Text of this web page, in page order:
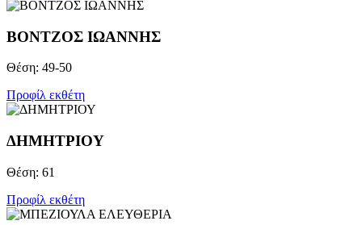
ΒΟΝΤΖOΣ ΙΩΑΝΝΗΣ
Θέση: 49-50
Προφίλ εκθέτη
ΔΗΜΗΤΡΙΟΥ
Θέση: 61
Προφίλ εκθέτη